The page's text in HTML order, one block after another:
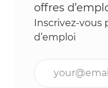
offres
Inscrivez-vous
d’emploi